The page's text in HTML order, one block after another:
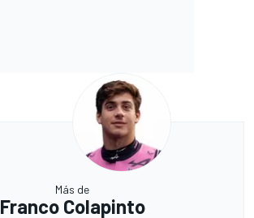
Más de
Franco Colapinto